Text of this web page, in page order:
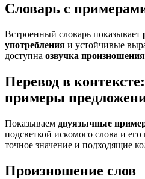
Словарь с
Встроенный словарь показывает
употребления и устойчивые
доступна озвучка произношения
Перевод в
примеры
Показываем двуязычные
подсветкой искомого слова и
точное значение и подходящие
Произношение слов